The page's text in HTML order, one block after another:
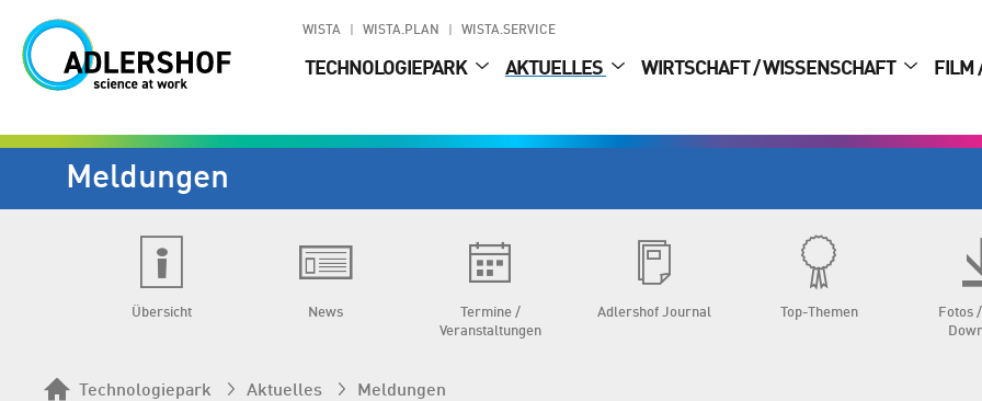
WISTA WISTA.PLAN WISTA.SERVICE
TECHNOLOGIEPARK AKTUELLES WIRTSCHAFT / WISSENSCHAFT FILM
Meldungen
Übersicht News
Termine /
Veranstaltungen
Adlershof Journal Top-Themen
Fotos
Technologiepark Aktuelles Meldungen